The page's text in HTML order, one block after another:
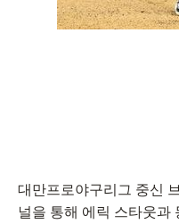
대만프로야구리그 중신
널을 통해 에릭 스타웃과